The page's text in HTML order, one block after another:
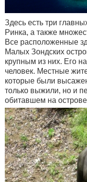
Здесь есть три
Ринка, а также
Все расположенные
Малых Зондских
крупным из них. Его
человек. Местные
которые были
только выжили, но и
обитавшем на